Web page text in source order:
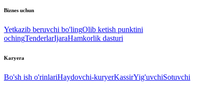
Biznes uchun
Yetkazib beruvchi bo'lingOlib ketish punktini
ochingTenderlarIjaraHamkorlik dasturi
Karyera
Bo'sh ish o'rinlariHaydovchi-kuryerKassirYig'uvchiSotuvchi